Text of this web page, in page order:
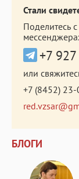
Стали
Поделитесь
+7
или
+7 (8452)
БЛОГИ